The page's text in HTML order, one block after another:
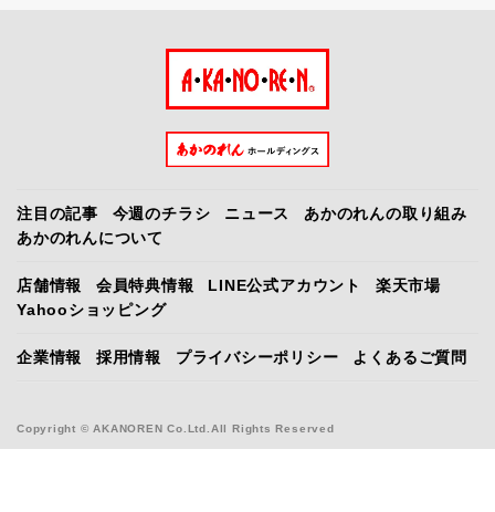
Copyright © AKANOREN Co.Ltd.All Rights Reserved
注目の記事 今週のチラシ ニュース
あかのれんの取り組み
あかのれんについて
店舗情報 会員特典情報 LINE公式アカウント
楽天市場
Yahooショッピング
企業情報 採用情報 プライバシーポリシー よくあるご質問